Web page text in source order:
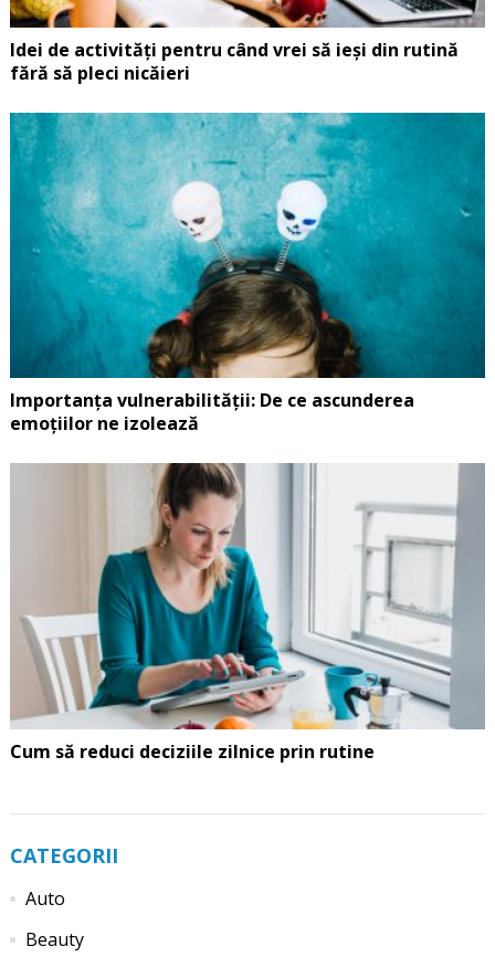
Idei de activități pentru când vrei să ieși din rutină
fără să pleci nicăieri
Importanța vulnerabilității: De ce ascunderea
emoțiilor ne izolează
Cum să reduci deciziile zilnice prin rutine
CATEGORII
Auto
Beauty